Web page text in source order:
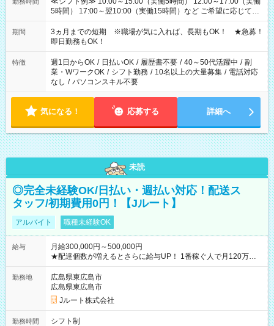
5時間） 17:00～翌10:00（実働15時間）など ご希望に応じて、
働く時間は調整できます！ お気軽に担当へ相談ください！
期間
3ヵ月までの短期 ※職場が気に入れば、長期もOK！ ★急募！
即日勤務もOK！
特徴 週1日からOK / 日払いOK / 履歴書不要 / 40～50代活躍中 / 副
業・WワークOK / シフト勤務 / 10名以上の大量募集 / 電話対応
なし / パソコンスキル不要
気になる！ 応募する 詳細へ
未読
◎完全未経験OK/日払い・週払い対応！配送ス
タッフ/初期費用0円！【Jルート】
アルバイト 職種未経験OK
給与
月給300,000円～500,000円
★配達個数が増えるとさらに給与UP！ 1番稼ぐ人で月120万ほ
ど！ ・主要都市エリア 月収55万円／週5日稼働 月収65万~112
万円／週6日稼働 ・地方郊外エリア 月収40万円／週5日稼働 月
収40万円~50万円／週6日稼働 ＜モデルイメージ＞ ■月収50万
円 (27歳男性/江東区在住)※元建築関係 1日150個配達×25日勤務
(日休み) ■月収80万円(43歳男性/墨田区在住)※元営業 1日200個
勤務地
広島県東広島市
広島県東広島市
Jルート株式会社
勤務時間
シフト制